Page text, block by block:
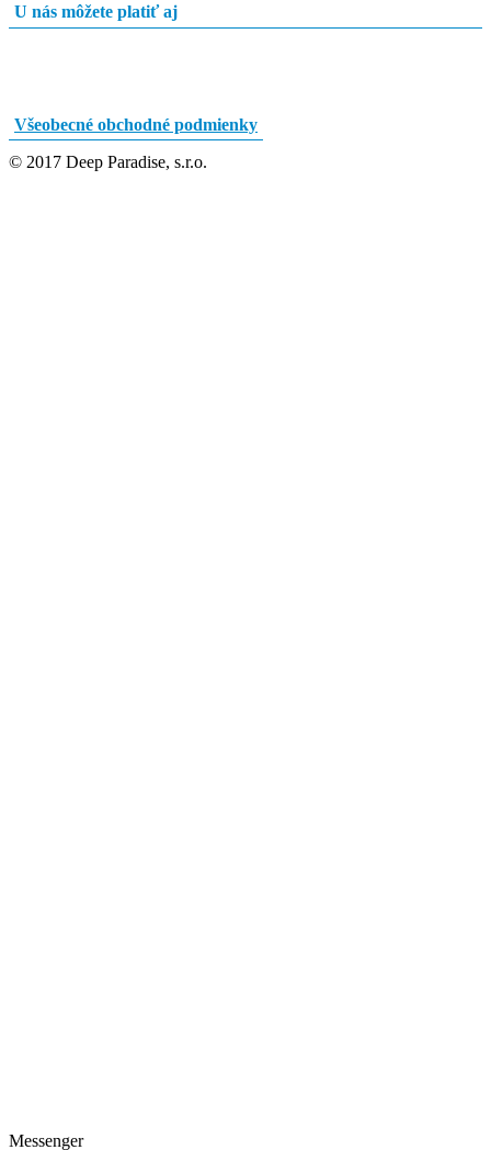
U nás môžete platiť aj
Všeobecné obchodné podmienky
© 2017 Deep Paradise, s.r.o.
Messenger